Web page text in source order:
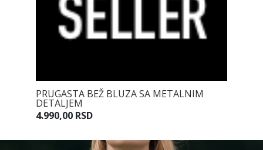
PRUGASTA BEŽ BLUZA SA METALNIM
DETALJEM
4.990,00 RSD